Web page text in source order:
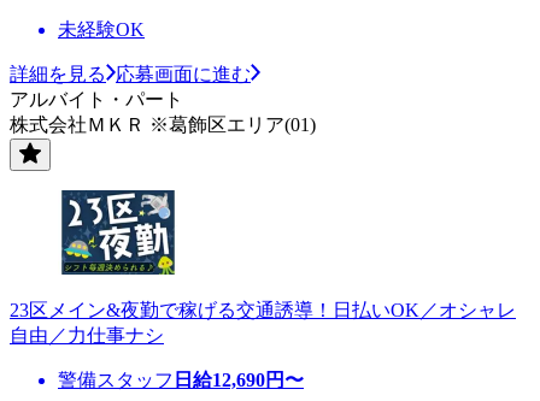
未経験OK
詳細を見る
応募画面に進む
アルバイト・パート
株式会社ＭＫＲ ※葛飾区エリア(01)
23区メイン&夜勤で稼げる交通誘導！日払いOK／オシャレ
自由／力仕事ナシ
警備スタッフ 日給12,690円〜